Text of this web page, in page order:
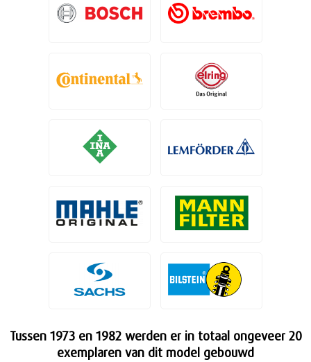
Tussen 1973 en 1982 werden er in totaal ongeveer 20
exemplaren van dit model gebouwd